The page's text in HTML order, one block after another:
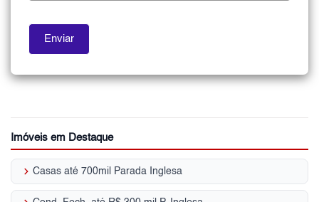
Imóveis em Destaque
keyboard_arrow_right Casas até 700mil Parada Inglesa